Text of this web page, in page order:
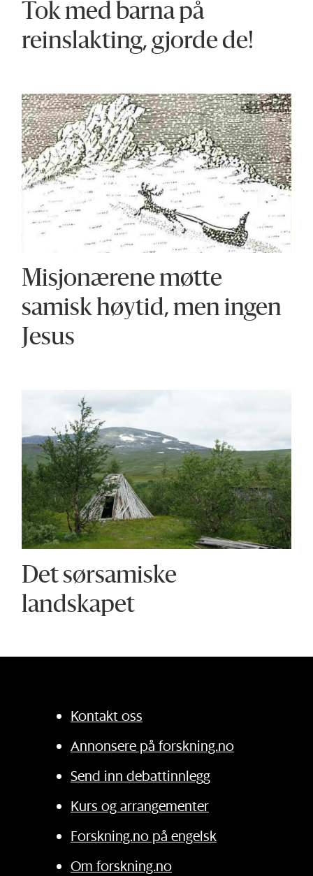
Tok med barna på
reinslakting, gjorde de!
Misjonærene møtte
samisk høytid, men ingen
Jesus
Det sørsamiske
landskapet
Kontakt oss
Annonsere på forskning.no
Send inn debattinnlegg
Kurs og arrangementer
Forskning.no på engelsk
Om forskning.no